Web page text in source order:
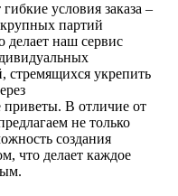
условия заказа –
партий
делает наш сервис
стремящихся укрепить
приветы. В отличие от
не только
создания
что делает каждое